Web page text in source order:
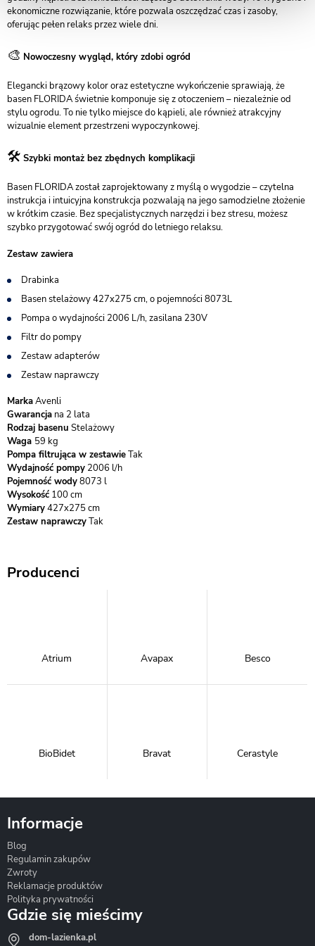
ekonomiczne rozwiązanie, które pozwala oszczędzać czas i zasoby,
oferując pełen relaks przez wiele dni.
🎨 Nowoczesny wygląd, który zdobi ogród
Elegancki brązowy kolor oraz estetyczne wykończenie sprawiają, że
basen FLORIDA świetnie komponuje się z otoczeniem – niezależnie od
stylu ogrodu. To nie tylko miejsce do kąpieli, ale również atrakcyjny
wizualnie element przestrzeni wypoczynkowej.
🛠️ Szybki montaż bez zbędnych komplikacji
Basen FLORIDA został zaprojektowany z myślą o wygodzie – czytelna
instrukcja i intuicyjna konstrukcja pozwalają na jego samodzielne złożenie
w krótkim czasie. Bez specjalistycznych narzędzi i bez stresu, możesz
szybko przygotować swój ogród do letniego relaksu.
Zestaw zawiera
Drabinka
Basen stelażowy 427x275 cm, o pojemności 8073L
Pompa o wydajności 2006 L/h, zasilana 230V
Filtr do pompy
Zestaw adapterów
Zestaw naprawczy
MarkaAvenli
Gwarancja na 2 lata
Rodzaj basenu Stelażowy
Waga 59 kg
Pompa filtrująca w zestawieTak
Wydajność pompy 2006 l/h
Pojemność wody8073 l
Wysokość 100 cm
Wymiary427x275 cm
Zestaw naprawczyTak
Producenci
Atrium Avapax Besco
BioBidet Bravat Cerastyle
Informacje
Blog
Regulamin zakupów
Zwroty
Reklamacje produktów
Polityka prywatności
Gdzie się mieścimy
dom-lazienka.pl